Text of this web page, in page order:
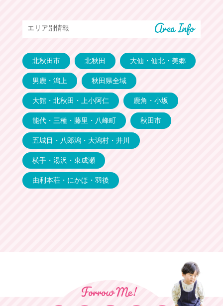
エリア別情報
北秋田市 北秋田 大仙・仙北・美郷
男鹿・潟上 秋田県全域
大館・北秋田・上小阿仁 鹿角・小坂
能代・三種・藤里・八峰町 秋田市
五城目・八郎潟・大潟村・井川
横手・湯沢・東成瀬
由利本荘・にかほ・羽後